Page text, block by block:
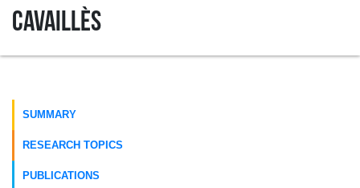
Cavaillès
SUMMARY
RESEARCH TOPICS
PUBLICATIONS